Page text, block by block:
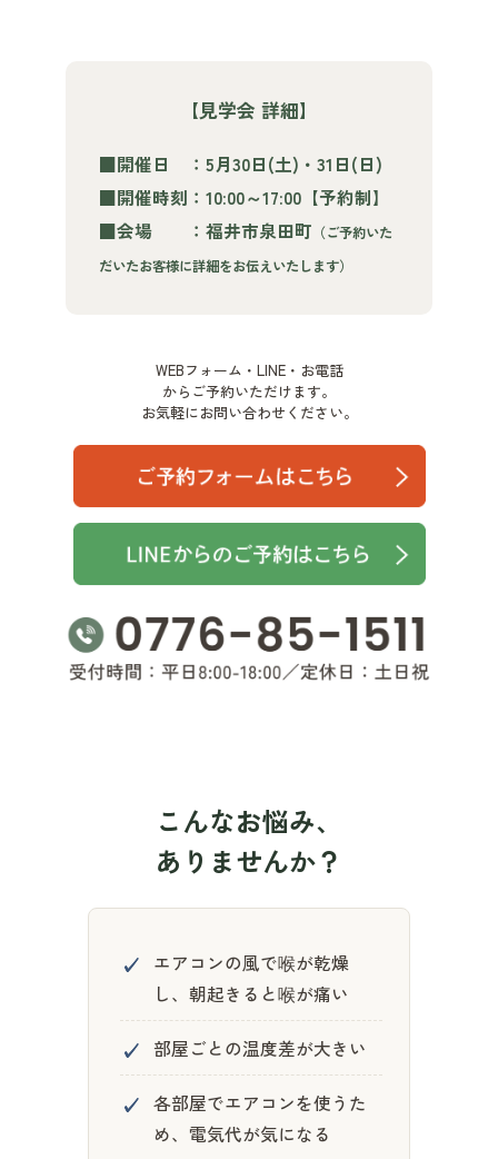
【見学会 詳細】
■開催日 ：5月30日(土)・31日(日)
■開催時刻：10:00～17:00【予約制】
■会場 ：福井市泉田町 （ご予約いた
だいたお客様に詳細をお伝えいたします）
WEBフォーム・LINE・お電話
からご予約いただけます。
お気軽にお問い合わせください。
こんなお悩み、
ありませんか？
✓
エアコンの風で喉が乾燥
し、朝起きると喉が痛い
✓ 部屋ごとの温度差が大きい
✓ 各部屋でエアコンを使うた
め、電気代が気になる